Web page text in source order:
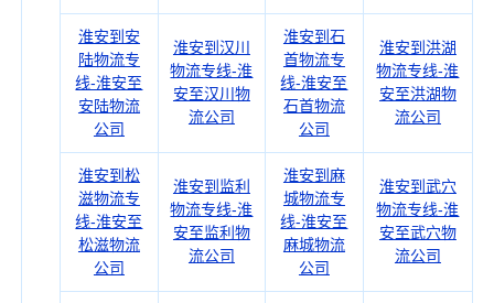
淮安到安
陆物流专
线-淮安至
安陆物流
公司
淮安到汉川
物流专线-淮
安至汉川物
流公司
淮安到石
首物流专
线-淮安至
石首物流
公司
淮安到洪湖
物流专线-淮
安至洪湖物
流公司
淮安到松
滋物流专
线-淮安至
松滋物流
公司
淮安到监利
物流专线-淮
安至监利物
流公司
淮安到麻
城物流专
线-淮安至
麻城物流
公司
淮安到武穴
物流专线-淮
安至武穴物
流公司